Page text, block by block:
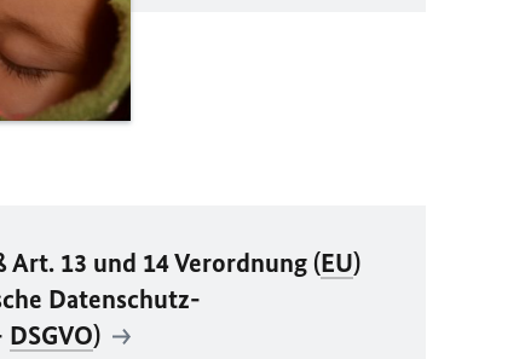
13 und 14 Verordnung (EU)
Datenschutz-
DSGVO)